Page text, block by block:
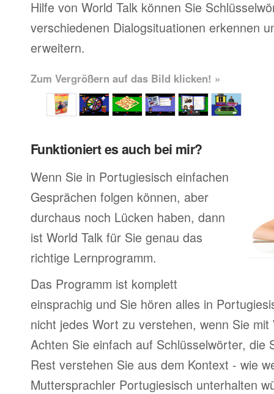
Hilfe von World Talk können Sie
verschiedenen Dialogsituationen erkennen
erweitern.
Zum Vergrößern auf das Bild klicken! »
Funktioniert es auch bei mir?
Wenn Sie in Portugiesisch einfachen
Gesprächen folgen können, aber
durchaus noch Lücken haben, dann
ist World Talk für Sie genau das
richtige Lernprogramm.
Das Programm ist komplett
einsprachig und Sie hören alles in
nicht jedes Wort zu verstehen, wenn Sie mit
Achten Sie einfach auf Schlüsselwörter, die
Rest verstehen Sie aus dem Kontext - wie
Muttersprachler Portugiesisch unterhalten